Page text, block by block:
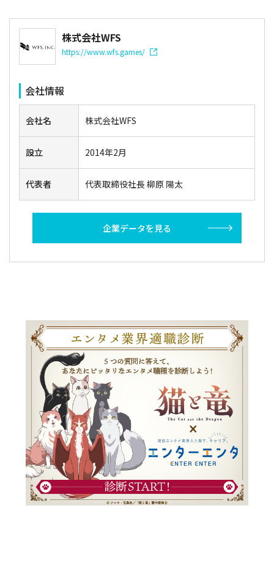
株式会社WFS
https://www.wfs.games/
会社情報
会社名 株式会社WFS
設立 2014年2月
代表者 代表取締役社長 柳原 陽太
企業データを見る